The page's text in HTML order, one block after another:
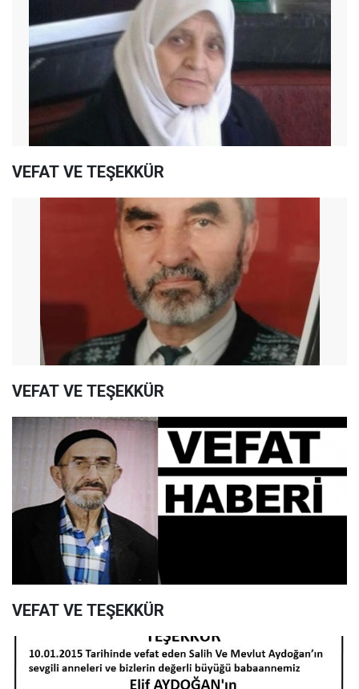
VEFAT VE TEŞEKKÜR
VEFAT VE TEŞEKKÜR
VEFAT VE TEŞEKKÜR